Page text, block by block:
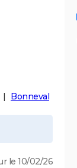
Bonneval
le 10/02/26